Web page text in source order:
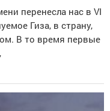
перенесла нас в VI
Гиза, в страну,
В то время первые